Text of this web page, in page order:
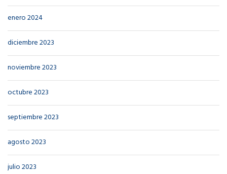
enero 2024
diciembre 2023
noviembre 2023
octubre 2023
septiembre 2023
agosto 2023
julio 2023